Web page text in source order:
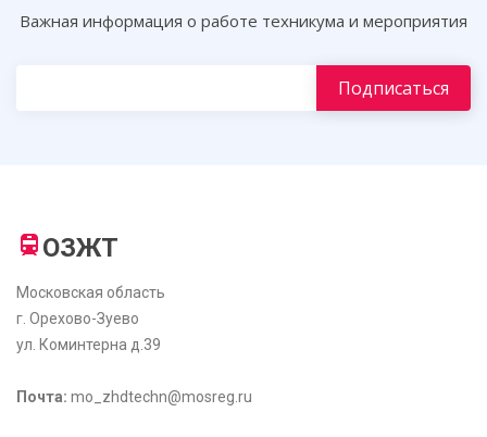
Важная информация о работе техникума и мероприятия
ОЗЖТ
Московская область
г. Орехово-Зуево
ул. Коминтерна д.39
Почта: mo_zhdtechn@mosreg.ru